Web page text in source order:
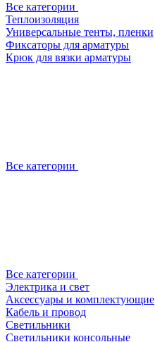
Все категории
Теплоизоляция
Универсальные тенты, пленки
Фиксаторы для арматуры
Крюк для вязки арматуры
Все категории
Все категории
Электрика и свет
Аксессуары и комплектующие
Кабель и провод
Светильники
Светильники консольные